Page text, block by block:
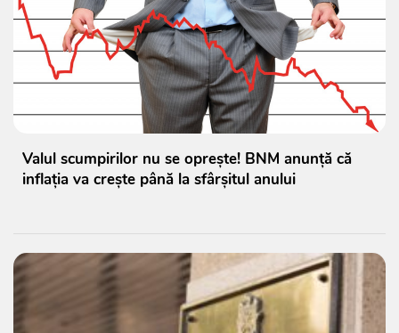
Valul scumpirilor nu se oprește! BNM anunță că
inflația va crește până la sfârșitul anului